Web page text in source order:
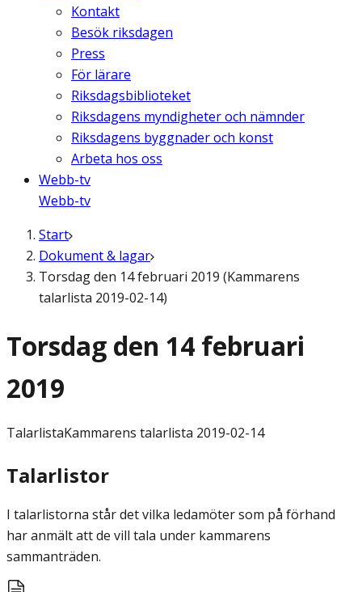
Kontakt
Besök riksdagen
Press
För lärare
Riksdagsbiblioteket
Riksdagens myndigheter och nämnder
Riksdagens byggnader och konst
Arbeta hos oss
Webb-tv
Webb-tv
Start
Dokument & lagar
Torsdag den 14 februari 2019 (Kammarens
talarlista 2019-02-14)
Torsdag den 14 februari
2019
TalarlistaKammarens talarlista 2019-02-14
Talarlistor
I talarlistorna står det vilka ledamöter som på förhand
har anmält att de vill tala under kammarens
sammanträden.